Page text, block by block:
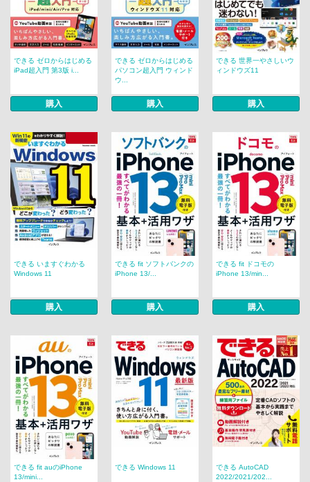
できる ゼロからはじめる
iPad超入門 第3版 i...
購入
できる ゼロからはじめる
パソコン超入門 ウィンド
ウ...
購入
できる 世界一やさしいウ
ィンドウズ11
購入
できる いますぐわかる
Windows 11
購入
できる fit ソフトバンクの
iPhone 13/...
購入
できる fit ドコモの
iPhone 13/min...
購入
できる fit auのiPhone
13/mini...
できる Windows 11
できる AutoCAD
2022/2021/202...